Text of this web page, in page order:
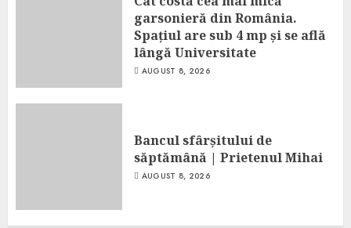
garsonieră din România.
Spațiul are sub 4 mp și se află
lângă Universitate
AUGUST 8, 2026
Bancul sfârșitului de
săptămână | Prietenul Mihai
AUGUST 8, 2026